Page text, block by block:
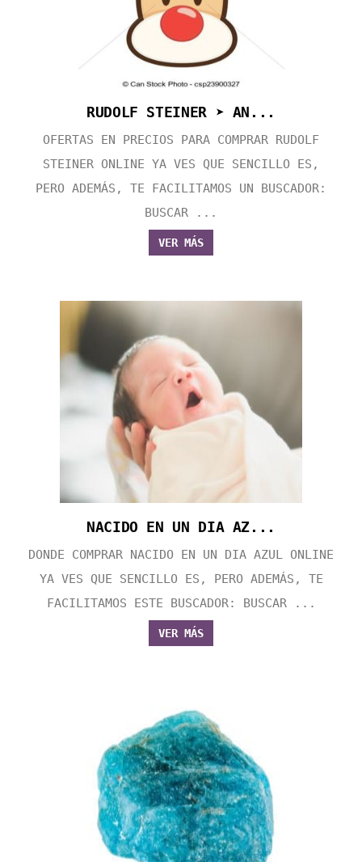
RUDOLF STEINER ➤ AN...
OFERTAS EN PRECIOS PARA COMPRAR RUDOLF
STEINER ONLINE YA VES QUE SENCILLO ES,
PERO ADEMÁS, TE FACILITAMOS UN BUSCADOR:
BUSCAR ...
VER MÁS
NACIDO EN UN DIA AZ...
DONDE COMPRAR NACIDO EN UN DIA AZUL ONLINE
YA VES QUE SENCILLO ES, PERO ADEMÁS, TE
FACILITAMOS ESTE BUSCADOR: BUSCAR ...
VER MÁS